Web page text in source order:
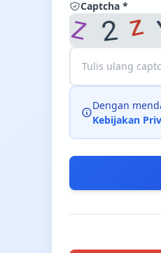
Captcha *
Dengan
Kebijakan